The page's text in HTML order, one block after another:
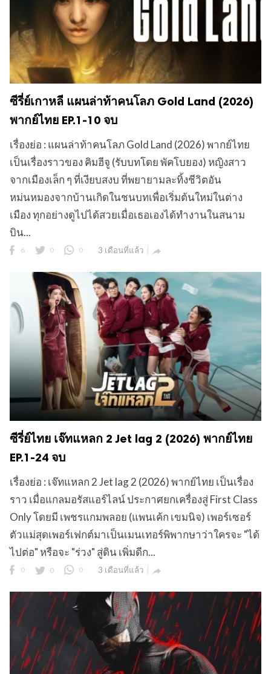
ซีรี่ย์เกาหลี แผนล่าท้าคนโลภ Gold Land (2026)
พากย์ไทย EP.1-10 จบ
เรื่องย่อ : แผนล่าท้าคนโลภ Gold Land (2026) พากย์ไทย
เป็นเรื่องราวของ คิมฮีจู (รับบทโดย พัคโบยอง) หญิงสาว
จากเมืองเล็ก ๆ ที่เงียบสงบ ที่พยายามละทิ้งชีวิตอัน
หม่นหมองจากบ้านเกิดในชนบทเพื่อเริ่มต้นใหม่ในต่าง
เมือง ทุกอย่างดูไปได้สวยเมื่อเธอเองได้ทำงานในสนาม
บิน...
6 0 0 3 เดือนที่แล้ว 
ซีรี่ย์ไทย เจ๊ทแหลก 2 Jet lag 2 (2026) พากย์ไทย
EP.1-24 จบ
เรื่องย่อ : เจ๊ทแหลก 2 Jet lag 2 (2026) พากย์ไทย เป็นเรื่อง
ราว เมื่อแกลมอรัสแอร์ไลน์ ประกาศยกเครื่องสู่ First Class
Only โดยมี เพชรแกมพลอย (แพนเค้ก เขมนิจ) เพอร์เซอร์
ตัวแม่สุดเพอร์เฟกต์มาเป็นเมนเทอร์พิพากษาว่าใครจะ "ได้
ไปต่อ" หรือจะ "ร่วง" สู่ดิน เพิ่มดีก...
0 0 0 3 เดือนที่แล้ว 